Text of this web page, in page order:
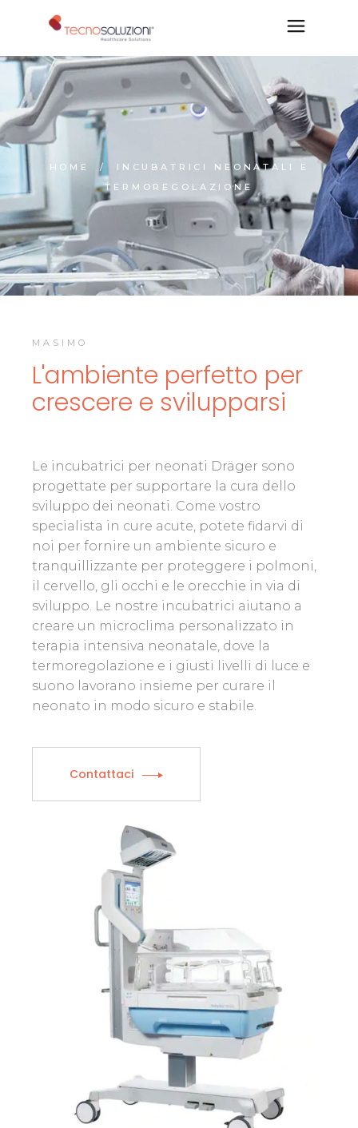
HOME
INCUBATRICI NEONATALI E
TERMOREGOLAZIONE
MASIMO
L'ambiente perfetto per
crescere e svilupparsi
Le incubatrici per neonati Dräger sono
progettate per supportare la cura dello
sviluppo dei neonati. Come vostro
specialista in cure acute, potete fidarvi di
noi per fornire un ambiente sicuro e
tranquillizzante per proteggere i polmoni,
il cervello, gli occhi e le orecchie in via di
sviluppo. Le nostre incubatrici aiutano a
creare un microclima personalizzato in
terapia intensiva neonatale, dove la
termoregolazione e i giusti livelli di luce e
suono lavorano insieme per curare il
neonato in modo sicuro e stabile.
Contattaci